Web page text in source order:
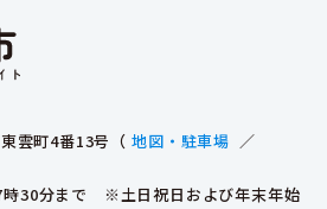
雲町4番13号（ 地図・駐車場 ／
時30分まで ※土日祝日および年末年始